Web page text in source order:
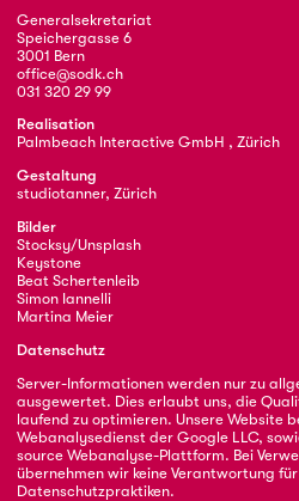
Generalsekretariat
Speichergasse 6
3001 Bern
office@sodk.ch
031 320 29 99
Realisation
Palmbeach Interactive GmbH , Zürich
Gestaltung
studiotanner, Zürich
Bilder
Stocksy/Unsplash
Keystone
Beat Schertenleib
Simon Iannelli
Martina Meier
Datenschutz
Server-Informationen werden nur zu
ausgewertet. Dies erlaubt uns, die
laufend zu optimieren. Unsere Website
Webanalysedienst der Google LLC,
source Webanalyse-Plattform. Bei
übernehmen wir keine Verantwortung
Datenschutzpraktiken.